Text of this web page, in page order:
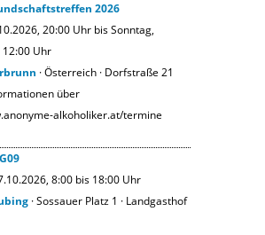
2026
20:00 Uhr bis Sonntag,
12:00 Uhr
· Österreich · Dorfstraße 21
über
alkoholiker.at/termine
8:00 bis 18:00 Uhr
· Sossauer Platz 1 · Landgasthof